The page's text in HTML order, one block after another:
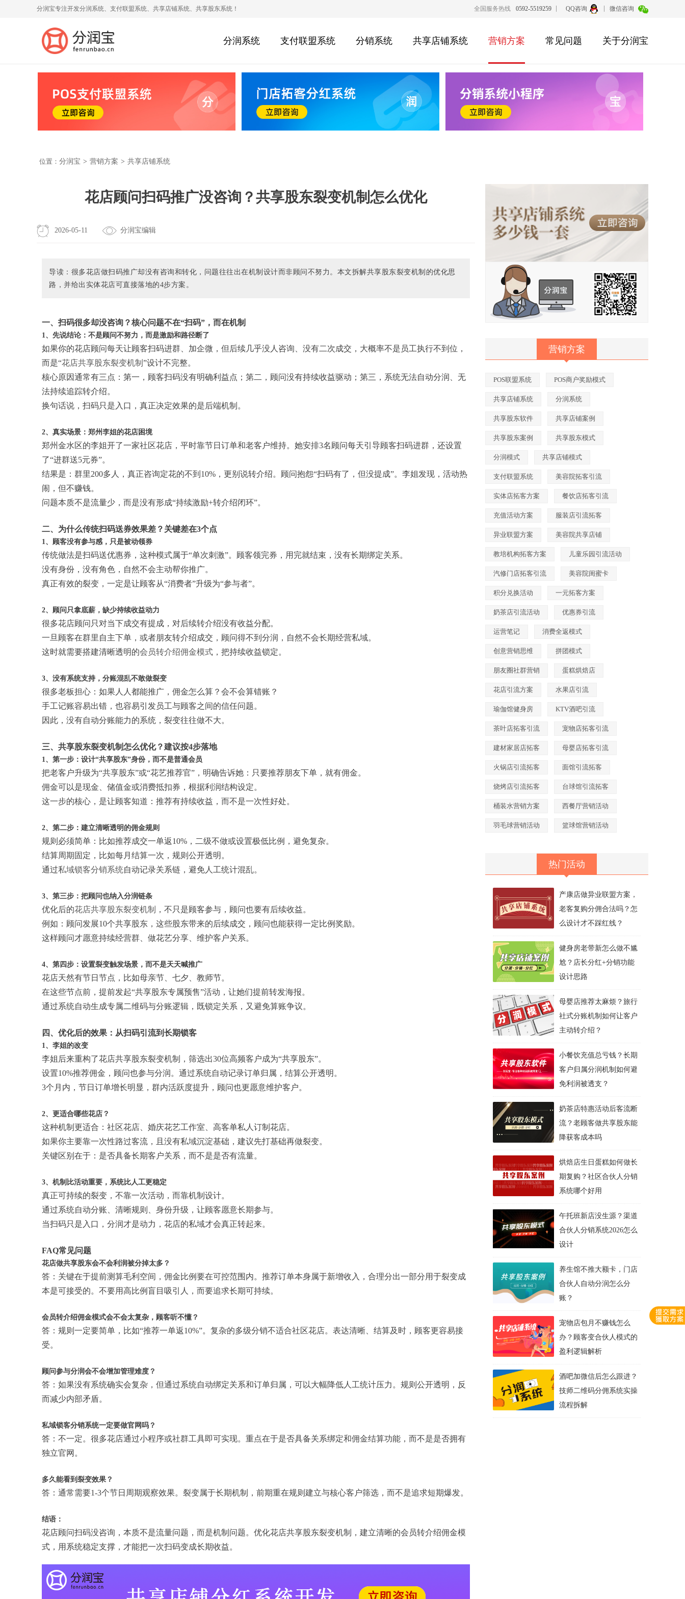
分润宝专注开发分润系统、支付联盟系统、共享店铺系统、共享股东系统！ 全国服务热线 0592-5519259 QQ咨询 微信咨询
分润系统 支付联盟系统 分销系统 共享店铺系统 营销方案 常见问题 关于分润宝
位置： 分润宝 > 营销方案 > 共享店铺系统
花店顾问扫码推广没咨询？共享股东裂变机制怎么优化
2026-05-11 分润宝编辑
导读：很多花店做扫码推广却没有咨询和转化，问题往往出在机制设计而非顾问不努力。本文拆解共享股东裂变机制的优化思
路，并给出实体花店可直接落地的4步方案。
一、扫码很多却没咨询？核心问题不在“扫码”，而在机制
1、先说结论：不是顾问不努力，而是激励和路径断了
如果你的花店顾问每天让顾客扫码进群、加企微，但后续几乎没人咨询、没有二次成交，大概率不是员工执行不到位，
而是“花店共享股东裂变机制 ”设计不完整。
核心原因通常有三点：第一，顾客扫码没有明确利益点；第二，顾问没有持续收益驱动；第三，系统无法自动分润、无
法持续追踪转介绍。
换句话说，扫码只是入口，真正决定效果的是后端机制。
2、真实场景：郑州李姐的花店困境
郑州金水区的李姐开了一家社区花店，平时靠节日订单和老客户维持。她安排3名顾问每天引导顾客扫码进群，还设置
了“进群送5元券”。
结果是：群里200多人，真正咨询定花的不到10%，更别说转介绍。顾问抱怨“扫码有了，但没提成”。李姐发现，活动热
闹，但不赚钱。
问题本质不是流量少，而是没有形成“持续激励+转介绍闭环”。
二、为什么传统扫码送券效果差？关键差在3个点
1、顾客没有参与感，只是被动领券
传统做法是扫码送优惠券，这种模式属于“单次刺激”。顾客领完券，用完就结束，没有长期绑定关系。
没有身份，没有角色，自然不会主动帮你推广。
真正有效的裂变，一定是让顾客从“消费者”升级为“参与者”。
2、顾问只拿底薪，缺少持续收益动力
很多花店顾问只对当下成交有提成，对后续转介绍没有收益分配。
一旦顾客在群里自主下单，或者朋友转介绍成交，顾问得不到分润，自然不会长期经营私域。
这时就需要搭建清晰透明的会员转介绍佣金模式 ，把持续收益锁定。
3、没有系统支持，分账混乱不敢做裂变
很多老板担心：如果人人都能推广，佣金怎么算？会不会算错账？
手工记账容易出错，也容易引发员工与顾客之间的信任问题。
因此，没有自动分账能力的系统，裂变往往做不大。
三、共享股东裂变机制怎么优化？建议按4步落地
1、第一步：设计“共享股东”身份，而不是普通会员
把老客户升级为“共享股东”或“花艺推荐官”，明确告诉她：只要推荐朋友下单，就有佣金。
佣金可以是现金、储值金或消费抵扣券，根据利润结构设定。
这一步的核心，是让顾客知道：推荐有持续收益，而不是一次性好处。
2、第二步：建立清晰透明的佣金规则
规则必须简单：比如推荐成交一单返10%，二级不做或设置极低比例，避免复杂。
结算周期固定，比如每月结算一次，规则公开透明。
通过私域锁客分销系统自动记录关系链，避免人工统计混乱。
3、第三步：把顾问也纳入分润链条
优化后的花店共享股东裂变机制
，不只是顾客参与，顾问也要有后续收益。
例如：顾问发展10个共享股东，这些股东带来的后续成交，顾问也能获得一定比例奖励。
这样顾问才愿意持续经营群、做花艺分享、维护客户关系。
4、第四步：设置裂变触发场景，而不是天天喊推广
花店天然有节日节点，比如母亲节、七夕、教师节。
在这些节点前，提前发起“共享股东专属预售”活动，让她们提前转发海报。
通过系统自动生成专属二维码与分账逻辑，既锁定关系，又避免算账争议。
四、优化后的效果：从扫码引流到长期锁客
1、李姐的改变
李姐后来重构了花店共享股东裂变机制，筛选出30位高频客户成为“共享股东”。
设置10%推荐佣金，顾问也参与分润。通过系统自动记录订单归属，结算公开透明。
3个月内，节日订单增长明显，群内活跃度提升，顾问也更愿意维护客户。
2、更适合哪些花店？
这种机制更适合：社区花店、婚庆花艺工作室、高客单私人订制花店。
如果你主要靠一次性路过客流，且没有私域沉淀基础，建议先打基础再做裂变。
关键区别在于：是否具备长期客户关系，而不是是否有流量。
3、机制比活动重要，系统比人工更稳定
真正可持续的裂变，不靠一次活动，而靠机制设计。
通过系统自动分账、清晰规则、身份升级，让顾客愿意长期参与。
当扫码只是入口，分润才是动力，花店的私域才会真正转起来。
FAQ常见问题
花店做共享股东会不会利润被分掉太多？
答：关键在于提前测算毛利空间，佣金比例要在可控范围内。推荐订单本身属于新增收入，合理分出一部分用于裂变成
本是可接受的。不要用高比例盲目吸引人，而要追求长期可持续。
会员转介绍佣金模式会不会太复杂，顾客听不懂？
答：规则一定要简单，比如“推荐一单返10%”。复杂的多级分销不适合社区花店。表达清晰、结算及时，顾客更容易接
受。
顾问参与分润会不会增加管理难度？
答：如果没有系统确实会复杂，但通过系统自动绑定关系和订单归属，可以大幅降低人工统计压力。规则公开透明，反
而减少内部矛盾。
私域锁客分销系统一定要做官网吗？
答：不一定。很多花店通过小程序或社群工具即可实现。重点在于是否具备关系绑定和佣金结算功能，而不是是否拥有
独立官网。
多久能看到裂变效果？
答：通常需要1-3个节日周期观察效果。裂变属于长期机制，前期重在规则建立与核心客户筛选，而不是追求短期爆发。
结语：
花店顾问扫码没咨询，本质不是流量问题，而是机制问题。优化花店共享股东裂变机制，建立清晰的会员转介绍佣金模
式，用系统稳定支撑，才能把一次扫码变成长期收益。
营销方案
POS联盟系统 POS商户奖励模式
共享店铺系统 分润系统
共享股东软件 共享店铺案例
共享股东案例 共享股东模式
分润模式 共享店铺模式
支付联盟系统 美容院拓客引流
实体店拓客方案 餐饮店拓客引流
充值活动方案 服装店引流拓客
异业联盟方案 美容院共享店铺
教培机构拓客方案 儿童乐园引流活动
汽修门店拓客引流 美容院闺蜜卡
积分兑换活动 一元拓客方案
奶茶店引流活动 优惠券引流
运营笔记 消费全返模式
创意营销思维 拼团模式
朋友圈社群营销 蛋糕烘焙店
花店引流方案 水果店引流
瑜伽馆健身房 KTV酒吧引流
茶叶店拓客引流 宠物店拓客引流
建材家居店拓客 母婴店拓客引流
火锅店引流拓客 面馆引流拓客
烧烤店引流拓客 台球馆引流拓客
桶装水营销方案 西餐厅营销活动
羽毛球营销活动 篮球馆营销活动
热门活动
产康店做异业联盟方案，
老客复购分佣合法吗？怎
么设计才不踩红线？
健身房老带新怎么做不尴
尬？店长分红+分销功能
设计思路
母婴店推荐太麻烦？旅行
社式分账机制如何让客户
主动转介绍？
小餐饮充值总亏钱？长期
客户归属分润机制如何避
免利润被透支？
奶茶店特惠活动后客流断
流？老顾客做共享股东能
降获客成本吗
烘焙店生日蛋糕如何做长
期复购？社区合伙人分销
系统哪个好用
午托班新店没生源？渠道
合伙人分销系统2026怎么
设计
养生馆不推大额卡，门店
合伙人自动分润怎么分
账？
宠物店包月不赚钱怎么
办？顾客变合伙人模式的
盈利逻辑解析
酒吧加微信后怎么跟进？
技师二维码分佣系统实操
流程拆解